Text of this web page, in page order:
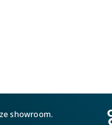
showroom.